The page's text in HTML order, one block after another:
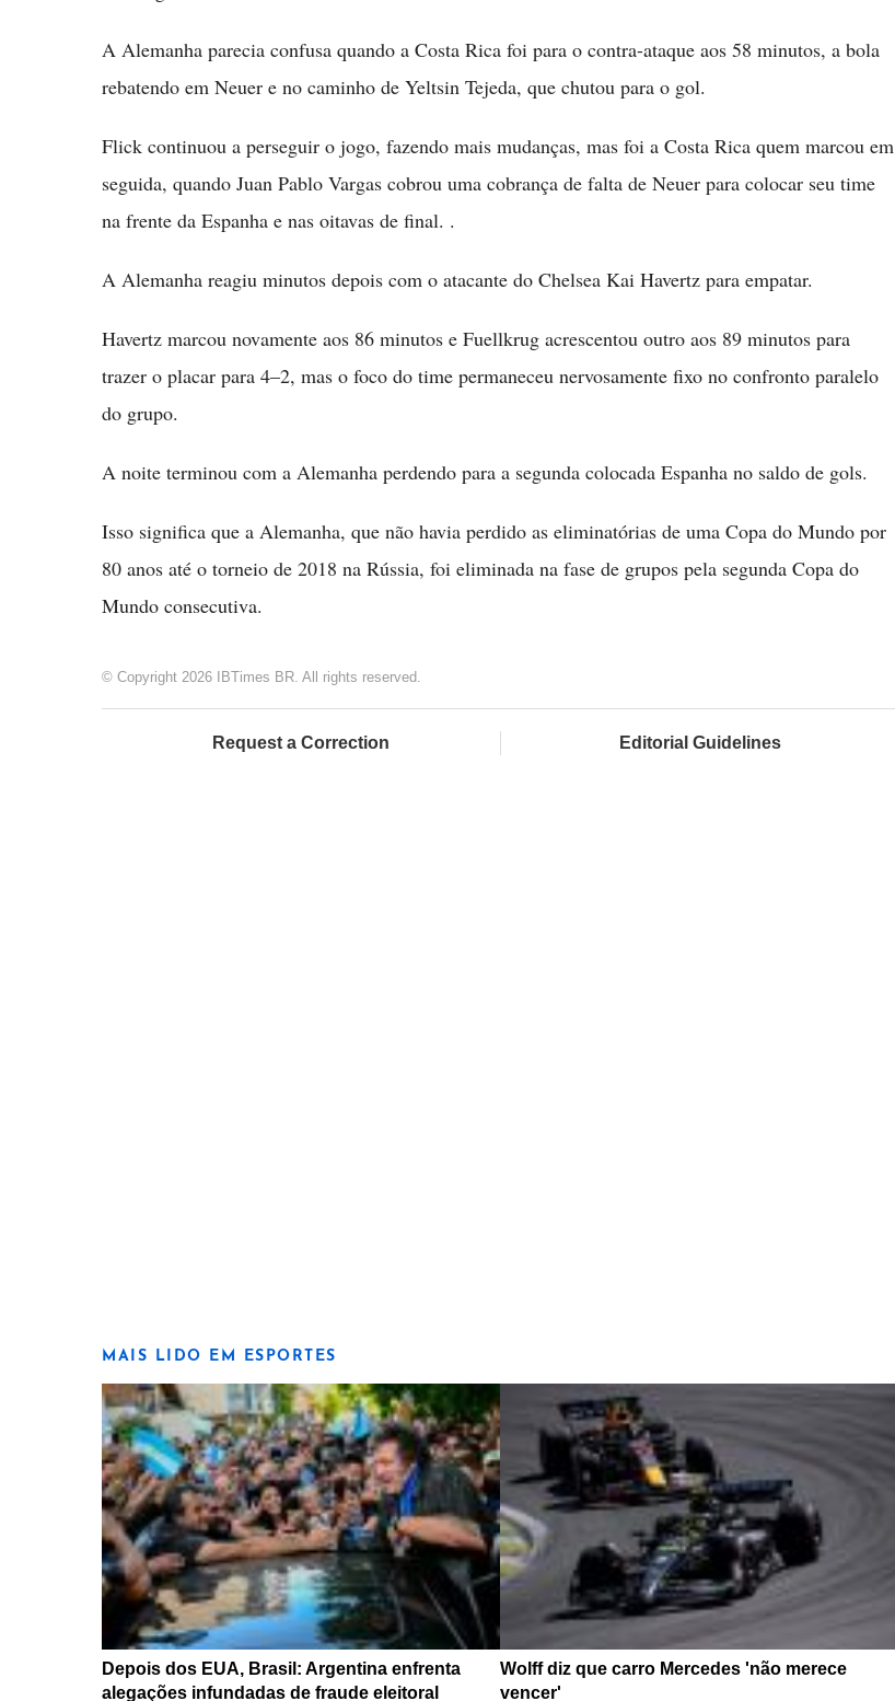
A Alemanha parecia confusa quando a Costa Rica foi para o contra-ataque aos 58 minutos, a bola
rebatendo em Neuer e no caminho de Yeltsin Tejeda, que chutou para o gol.
Flick continuou a perseguir o jogo, fazendo mais mudanças, mas foi a Costa Rica quem marcou em
seguida, quando Juan Pablo Vargas cobrou uma cobrança de falta de Neuer para colocar seu time
na frente da Espanha e nas oitavas de final. .
A Alemanha reagiu minutos depois com o atacante do Chelsea Kai Havertz para empatar.
Havertz marcou novamente aos 86 minutos e Fuellkrug acrescentou outro aos 89 minutos para
trazer o placar para 4–2, mas o foco do time permaneceu nervosamente fixo no confronto paralelo
do grupo.
A noite terminou com a Alemanha perdendo para a segunda colocada Espanha no saldo de gols.
Isso significa que a Alemanha, que não havia perdido as eliminatórias de uma Copa do Mundo por
80 anos até o torneio de 2018 na Rússia, foi eliminada na fase de grupos pela segunda Copa do
Mundo consecutiva.
© Copyright 2026 IBTimes BR. All rights reserved.
Request a Correction Editorial Guidelines
MAIS LIDO EM ESPORTES
Depois dos EUA, Brasil: Argentina enfrenta
alegações infundadas de fraude eleitoral
Wolff diz que carro Mercedes 'não merece
vencer'